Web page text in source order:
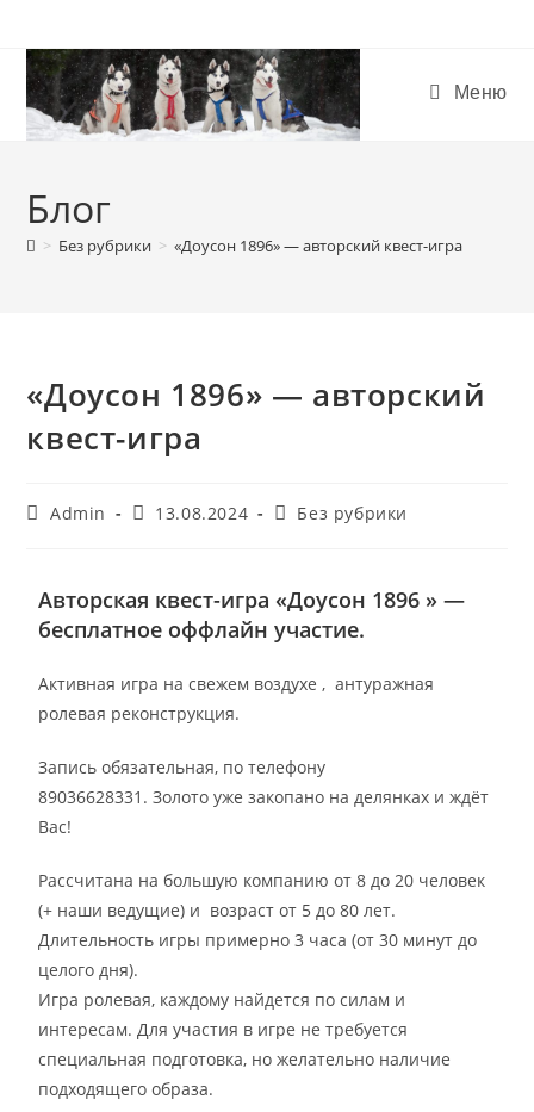
Меню
Блог
> Без рубрики > «Доусон 1896» — авторский квест-игра
«Доусон 1896» — авторский
квест-игра
Admin 13.08.2024 Без рубрики
Авторская квест-игра «Доусон 1896 » —
бесплатное оффлайн участие.
Активная игра на свежем воздухе , антуражная
ролевая реконструкция.
Запись обязательная, по телефону
89036628331. Золото уже закопано на делянках и ждёт
Вас!
Рассчитана на большую компанию от 8 до 20 человек
(+ наши ведущие) и возраст от 5 до 80 лет.
Длительность игры примерно 3 часа (от 30 минут до
целого дня).
Игра ролевая, каждому найдется по силам и
интересам. Для участия в игре не требуется
специальная подготовка, но желательно наличие
подходящего образа.